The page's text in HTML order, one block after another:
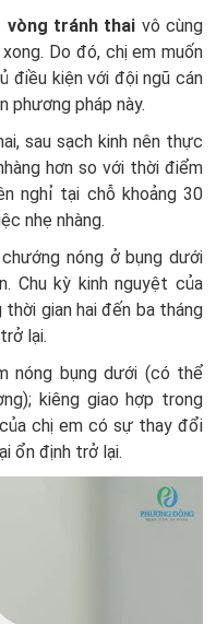
vòng tránh thai vô cùng
Do đó, chị em muốn
điều kiện với đội ngũ cán
phương pháp này.
sau sạch kinh nên thực
hơn so với thời điểm
nghỉ tại chỗ khoảng 30
nhẹ nhàng.
nóng ở bụng dưới
Chu kỳ kinh nguyệt của
gian hai đến ba tháng
lại.
nóng bụng dưới (có thể
kiêng giao hợp trong
chị em có sự thay đổi
ổn định trở lại.